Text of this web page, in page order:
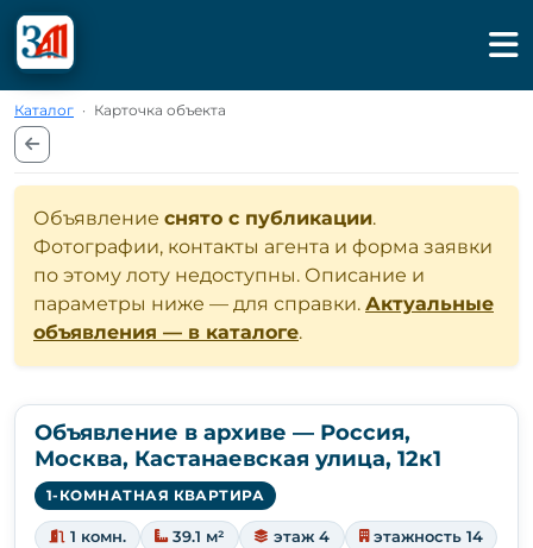
Каталог · Карточка объекта
Объявление снято с публикации.
Фотографии, контакты агента и форма заявки
по этому лоту недоступны. Описание и
параметры ниже — для справки. Актуальные
объявления — в каталоге.
Объявление в архиве — Россия,
Москва, Кастанаевская улица, 12к1
1-КОМНАТНАЯ КВАРТИРА
1 комн. 39.1 м² этаж 4
этажность 14